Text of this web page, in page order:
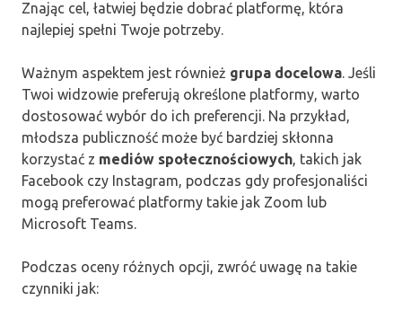
Znając cel, łatwiej będzie dobrać platformę, która
najlepiej spełni Twoje potrzeby.
Ważnym aspektem jest również grupa docelowa. Jeśli
Twoi widzowie preferują określone platformy, warto
dostosować wybór do ich preferencji. Na przykład,
młodsza publiczność może być bardziej skłonna
korzystać z mediów społecznościowych, takich jak
Facebook czy Instagram, podczas gdy profesjonaliści
mogą preferować platformy takie jak Zoom lub
Microsoft Teams.
Podczas oceny różnych opcji, zwróć uwagę na takie
czynniki jak: